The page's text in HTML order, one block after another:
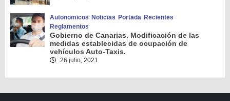
Autonomicos Noticias Portada Recientes
Reglamentos
Gobierno de Canarias. Modificación de las
medidas establecidas de ocupación de
vehículos Auto-Taxis.
26 julio, 2021